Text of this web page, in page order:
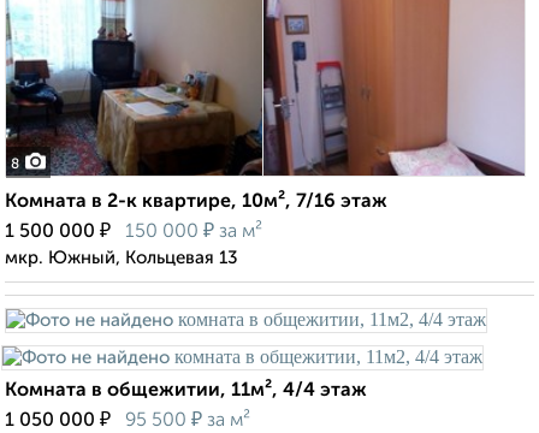
8
Комната в 2-к квартире, 10м², 7/16 этаж
1 500 000 ₽ 150 000 ₽ за м²
мкр. Южный, Кольцевая 13
Комната в общежитии, 11м², 4/4 этаж
1 050 000 ₽ 95 500 ₽ за м²